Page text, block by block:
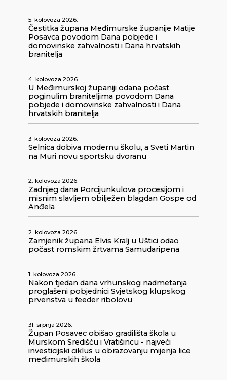
5. kolovoza 2026.
Čestitka župana Međimurske županije Matije
Posavca povodom Dana pobjede i
domovinske zahvalnosti i Dana hrvatskih
branitelja
4. kolovoza 2026.
U Međimurskoj županiji odana počast
poginulim braniteljima povodom Dana
pobjede i domovinske zahvalnosti i Dana
hrvatskih branitelja
3. kolovoza 2026.
Selnica dobiva modernu školu, a Sveti Martin
na Muri novu sportsku dvoranu
2. kolovoza 2026.
Zadnjeg dana Porcijunkulova procesijom i
misnim slavljem obilježen blagdan Gospe od
Anđela
2. kolovoza 2026.
Zamjenik župana Elvis Kralj u Uštici odao
počast romskim žrtvama Samudaripena
1. kolovoza 2026.
Nakon tjedan dana vrhunskog nadmetanja
proglašeni pobjednici Svjetskog klupskog
prvenstva u feeder ribolovu
31. srpnja 2026.
Župan Posavec obišao gradilišta škola u
Murskom Središću i Vratišincu - najveći
investicijski ciklus u obrazovanju mijenja lice
međimurskih škola